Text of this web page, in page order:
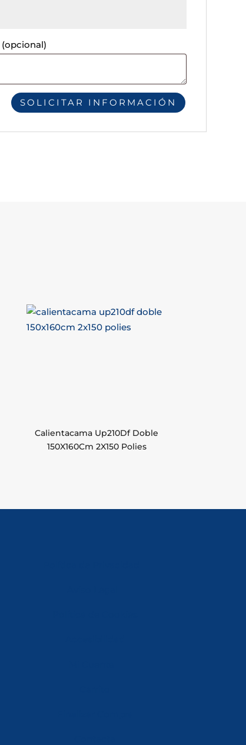
(opcional)
Calientacama Up210Df Doble
150X160Cm 2X150 Polies